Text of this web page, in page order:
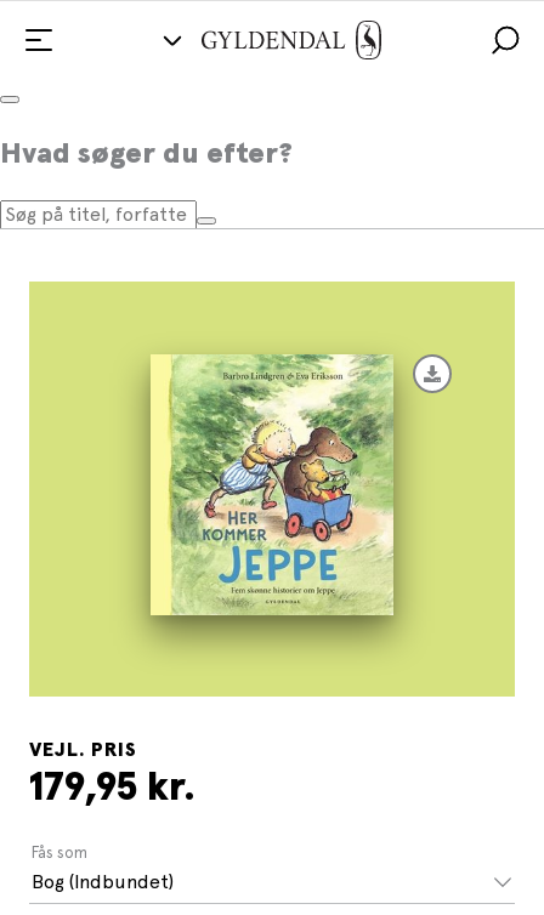
Hvad søger du efter?
Her kommer Jeppe
VEJL. PRIS
179,95 kr.
Fås som
Bog (Indbundet)